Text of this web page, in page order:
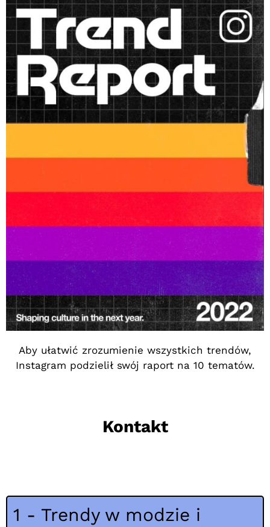
Aby ułatwić zrozumienie wszystkich trendów,
Instagram podzielił swój raport na 10 tematów.
Kontakt
1 - Trendy w modzie i